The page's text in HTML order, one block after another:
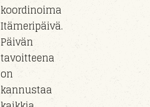
koordinoima
Itämeripäivä.
Päivän
tavoitteena
on
kannustaa